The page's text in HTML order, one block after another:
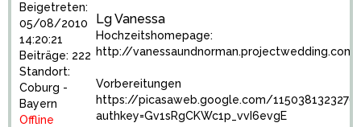
Beigetreten:
05/08/2010
14:20:21
Beiträge: 222
Standort:
Coburg -
Bayern
Offline
Lg Vanessa
Hochzeitshomepage:
http://vanessaundnorman.projectwedding.com
Vorbereitungen
https://picasaweb.google.com/
authkey=Gv1sRgCKWc1p_vvI6evgE